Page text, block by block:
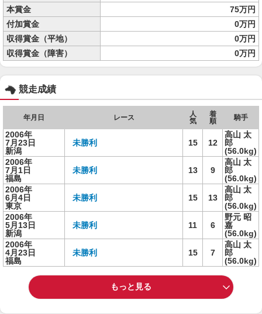
本賞金
75万円
付加賞金
0万円
収得賞金（平地）
0万円
収得賞金（障害）
0万円
競走成績
年月日 レース
人
気
着
順
騎手
2006年
7月23日
新潟
未勝利 15 12
高山 太
郎
(56.0kg)
2006年
7月1日
福島
未勝利 13 9
高山 太
郎
(56.0kg)
2006年
6月4日
東京
未勝利 15 13
高山 太
郎
(56.0kg)
2006年
5月13日
新潟
未勝利 11 6
野元 昭
嘉
(56.0kg)
2006年
4月23日
福島
未勝利 15 7
高山 太
郎
(56.0kg)
もっと見る